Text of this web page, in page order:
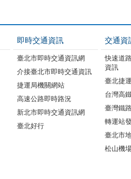
即時交通資訊
臺北市即時交通資訊網
介接臺北市即時交通資訊
捷運局機關網站
高速公路即時路況
新北市即時交通資訊網
臺北好行
交通資
快速道
資訊
臺北捷運
台灣高鐵
臺灣鐵路
轉運站
臺北市
松山機